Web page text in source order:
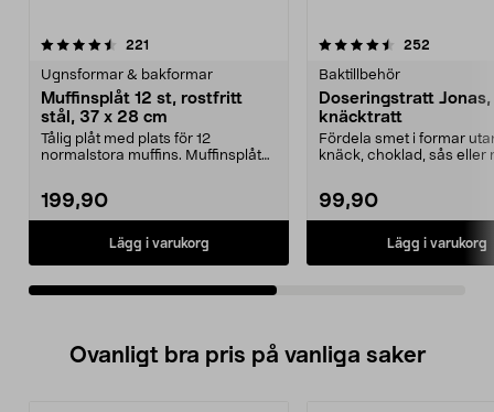
221
Ugnsformar & bakformar
Muffinsplåt 12 st, rostfritt
stål, 37 x 28 cm
Tålig plåt med plats för 12
normalstora muffins. Muffinsplåt
199,90
Lägg i varukorg
4.5av 5 stjärnor 252
Baktillbehör
Doseringstratt Jonas,
knäcktratt
Fördela smet i formar
knäck, choklad, sås eller
99,90
Lägg i varukorg
4.0av 5 stjärnor
Ovanligt bra pris på vanliga saker